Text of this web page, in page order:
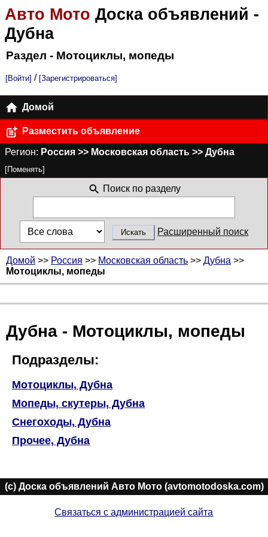
Авто Мото Доска объявлений -
Дубна
Раздел - Мотоциклы, мопеды
[Войти] / [Зарегистрироваться]
Домой
Разместить объявление
Регион: Россия >> Московская область >> Дубна
[Поменять]
Поиск по разделу
Расширенный поиск
Домой >> Россия >> Московская область >> Дубна >>
Мотоциклы, мопеды
Дубна - Мотоциклы, мопеды
Подразделы:
Мотоциклы, Дубна
Мопеды, скутеры, Дубна
Снегоходы, Дубна
Прочее, Дубна
(c) Доска объявлений Авто Мото (avtomotodoska.com)
Связаться с администрацией сайта